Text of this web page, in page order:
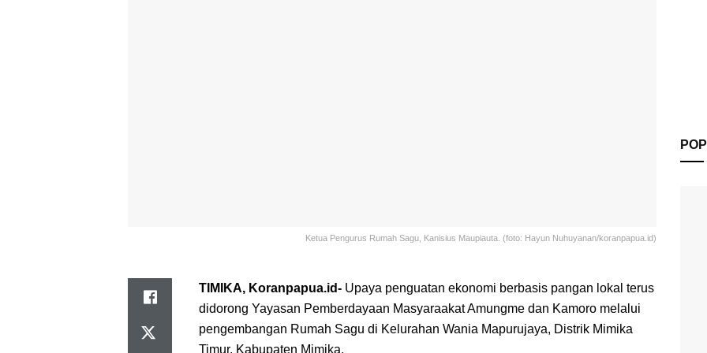
Ketua Pengurus Rumah Sagu, Kanisius Maupiauta. (foto: Hayun Nuhuyanan/koranpapua.id)
TIMIKA, Koranpapua.id- Upaya penguatan ekonomi berbasis pangan lokal terus
didorong Yayasan Pemberdayaan Masyaraakat Amungme dan Kamoro melalui
pengembangan Rumah Sagu di Kelurahan Wania Mapurujaya, Distrik Mimika
Timur, Kabupaten Mimika.